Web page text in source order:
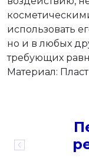
использовать
но и в любых
требующих
Материал: